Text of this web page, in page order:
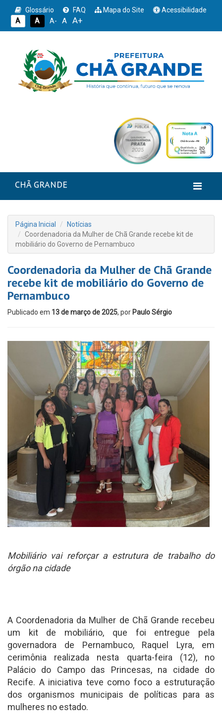
Glossário FAQ Mapa do Site
Acessibilidade
A
A A- A A+
CHÃ GRANDE
Página Inicial
Notícias
Coordenadoria da Mulher de Chã Grande recebe kit de
mobiliário do Governo de Pernambuco
Coordenadoria da Mulher de Chã Grande
recebe kit de mobiliário do Governo de
Pernambuco
Publicado em 13 de março de 2025, por Paulo Sérgio
Mobiliário vai reforçar a estrutura de trabalho do
órgão na cidade
A Coordenadoria da Mulher de Chã Grande recebeu
um kit de mobiliário, que foi entregue pela
governadora de Pernambuco, Raquel Lyra, em
cerimônia realizada nesta quarta-feira (12), no
Palácio do Campo das Princesas, na cidade do
Recife. A iniciativa teve como foco a estruturação
dos organismos municipais de políticas para as
mulheres no estado.